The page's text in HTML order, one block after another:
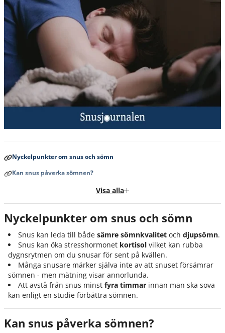
Nyckelpunkter om snus och sömn
Kan snus påverka sömnen?
Hur nikotin kan störa din dygnsrytm
“Men jag märker inte av att min sömn blir sämre av snus?”
Hur länge ska man undvika nikotin före sänggåendet?
Sammanfattning - Kan nikotin störa sömnen?
Källor
Visa alla
Nyckelpunkter om snus och sömn
Snus kan leda till både sämre sömnkvalitet och djupsömn.
Snus kan öka stresshormonet kortisol vilket kan rubba
dygnsrytmen om du snusar för sent på kvällen.
Många snusare märker själva inte av att snuset försämrar
sömnen - men mätning visar annorlunda.
Att avstå från snus minst fyra timmar innan man ska sova
kan enligt en studie förbättra sömnen.
Kan snus påverka sömnen?